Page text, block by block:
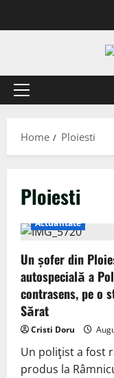
Home Ploiesti
Ploiesti
Actualitate
Un șofer din
autospecială a
contrasens, pe o
Sărat
Cristi Doru
Un poliţist a fost
produs la